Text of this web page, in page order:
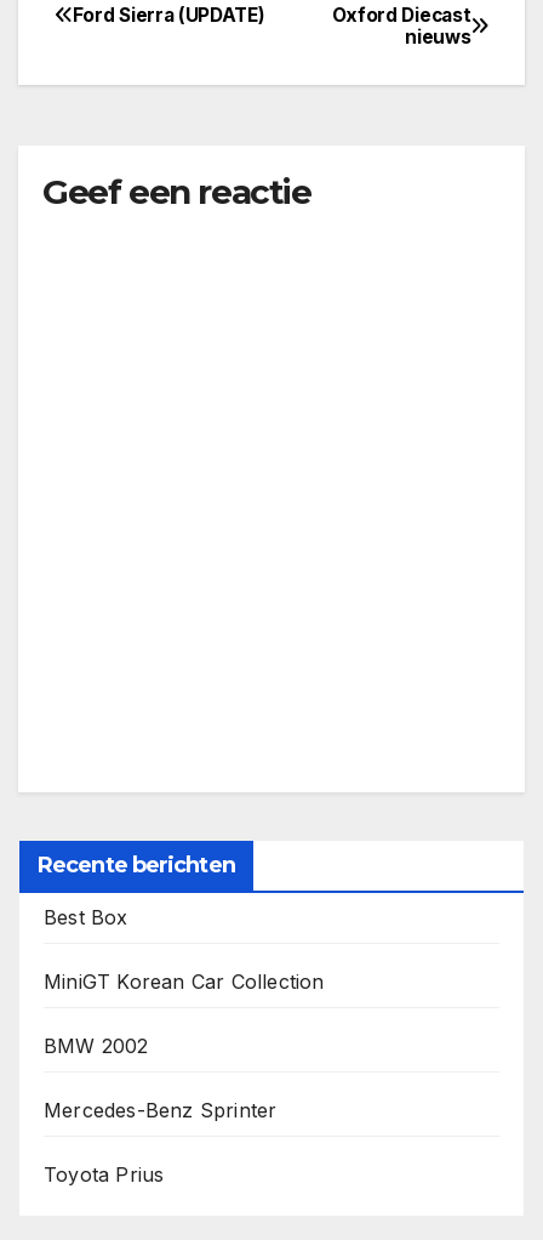
Bericht
navigatie
Oxford Diecast
nieuws
Ford Sierra (UPDATE)
Geef een reactie
Recente berichten
Best Box
MiniGT Korean Car Collection
BMW 2002
Mercedes-Benz Sprinter
Toyota Prius